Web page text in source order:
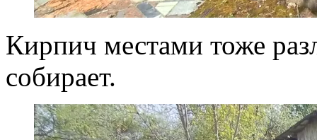
Кирпич местами тоже
собирает.